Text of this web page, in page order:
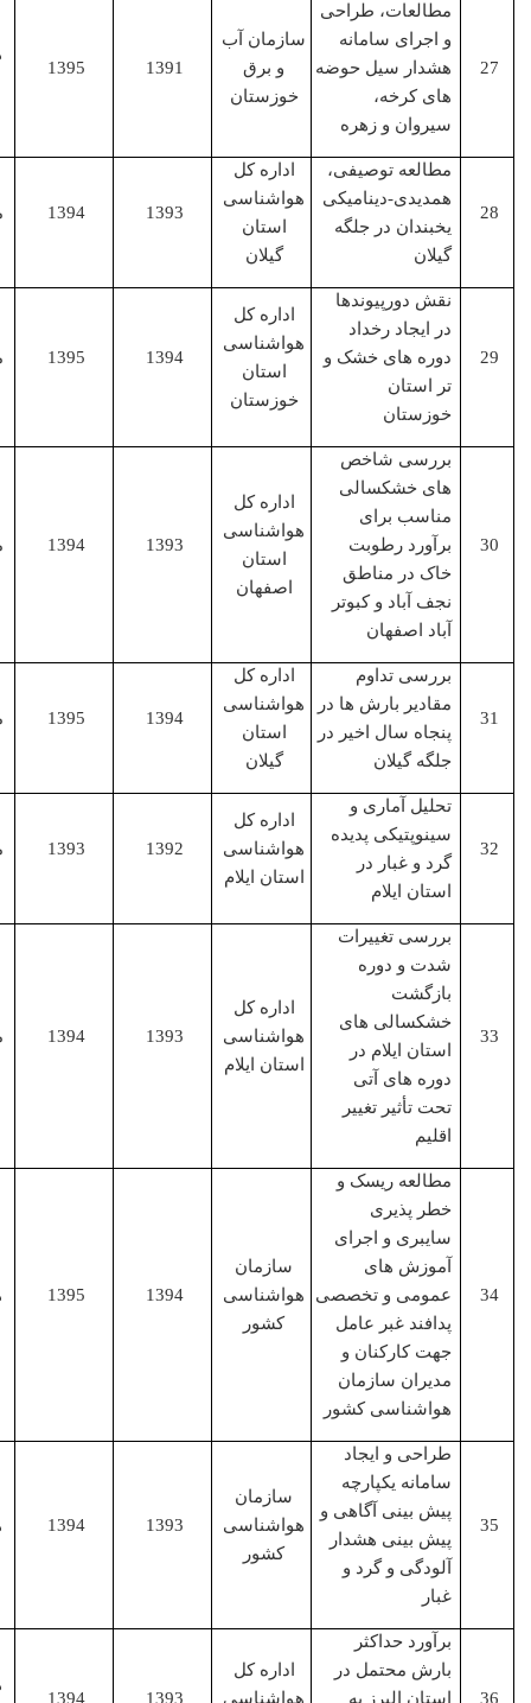
مطالعات، طراحی
و اجرای سامانه
هشدار سیل حوضه
های کرخه،
سیروان و زهره
سازمان آب
و برق
خوزستان
مطالعه توصیفی،
همدیدی-دینامیکی
یخبندان در جلگه
اداره کل
هواشناسی
استان
1393 مجری
نقش دورپیوندها
در ایجاد رخداد
دوره های خشک و
تر استان
خوزستان
هواشناسی
استان
خوزستان
1394 مجری
بررسی شاخص
های خشکسالی
مناسب برای
برآورد رطوبت
خاک در مناطق
نجف آباد و کبوتر
آباد اصفهان
اداره کل
هواشناسی
اصفهان
1393 مجری
بررسی تداوم
مقادیر بارش ها در
پنجاه سال اخیر در
جلگه گیلان
هواشناسی
استان
1394 مجری
تحلیل آماری و
سینوپتیکی پدیده
گرد و غبار در
استان ایلام
اداره کل
هواشناسی
استان ایلام
1392 مجری
بررسی تغییرات
شدت و دوره
خشکسالی های
استان ایلام در
دوره های آتی
تحت تأثیر تغییر
هواشناسی
استان ایلام
1393 مجری
مطالعه ریسک و
خطر پذیری
سایبری و اجرای
آموزش های
عمومی و تخصصی
پدافند غبر عامل
جهت کارکنان و
مدیران سازمان
هواشناسی کشور
هواشناسی
کشور
1394 همکار
طراحی و ایجاد
سامانه یکپارچه
پیش بینی آگاهی و
پیش بینی هشدار
آلودگی و گرد و
هواشناسی
کشور
1393 همکار
برآورد حداکثر
بارش محتمل در
استان البرز به
اداره کل
هواشناسی
1393